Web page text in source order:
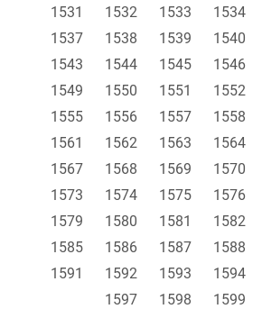
1531
1532 1533 1534
1537
1538 1539 1540
1543
1544 1545 1546
1549
1550 1551 1552
1555
1556 1557 1558
1561
1562 1563 1564
1567
1568 1569 1570
1573
1574 1575 1576
1579
1580 1581 1582
1585
1586 1587 1588
1591
1592 1593 1594
1597
1598 1599